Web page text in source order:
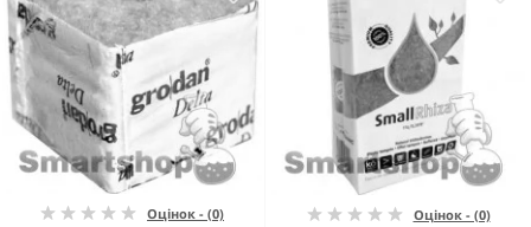
Оцінок - (0) Оцінок - (0)